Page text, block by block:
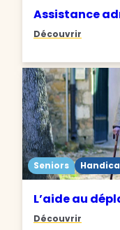
Assistance
Découvrir
Seniors
L’aide au
Découvrir